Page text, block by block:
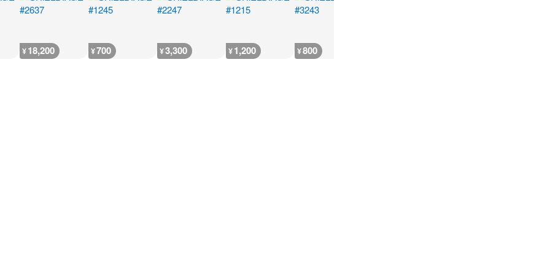
¥18,200 ¥700 ¥3,300 ¥1,200 ¥800